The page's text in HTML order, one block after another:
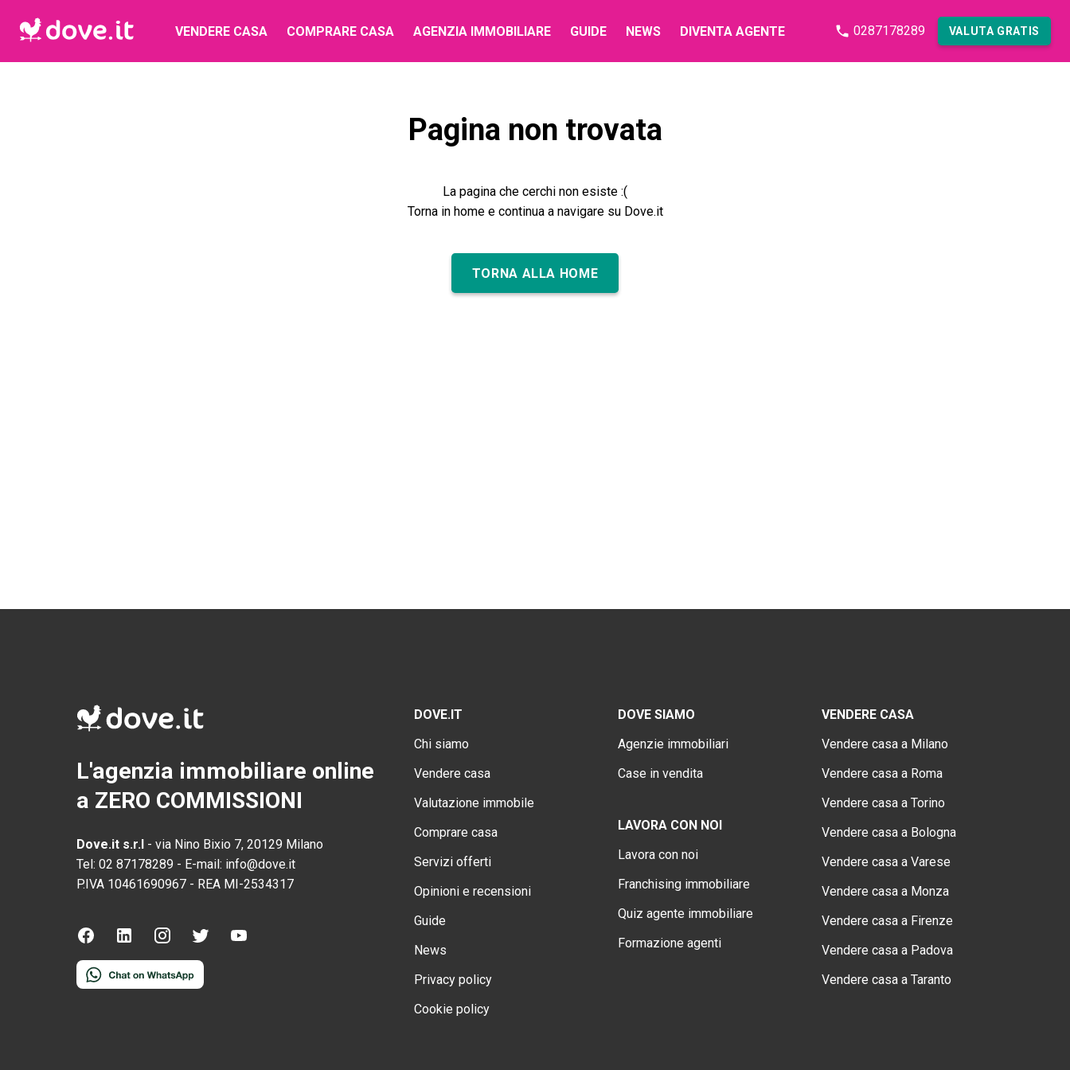
VENDERE CASA COMPRARE CASA AGENZIA IMMOBILIARE GUIDE NEWS DIVENTA AGENTE 0287178289 VALUTA GRATIS
Pagina non trovata
La pagina che cerchi non esiste :(
Torna in home e continua a navigare su Dove.it
TORNA ALLA HOME
L'agenzia immobiliare online
a ZERO COMMISSIONI
Dove.it s.r.l - via Nino Bixio 7, 20129 Milano
Tel: 02 87178289 - E-mail: info@dove.it
P.IVA 10461690967 - REA MI-2534317
DOVE.IT
Chi siamo
Vendere casa
Valutazione immobile
Comprare casa
Servizi offerti
Opinioni e recensioni
Guide
News
Privacy policy
Cookie policy
DOVE SIAMO
Agenzie immobiliari
Case in vendita
LAVORA CON NOI
Lavora con noi
Franchising immobiliare
Quiz agente immobiliare
Formazione agenti
VENDERE CASA
Vendere casa a Milano
Vendere casa a Roma
Vendere casa a Torino
Vendere casa a Bologna
Vendere casa a Varese
Vendere casa a Monza
Vendere casa a Firenze
Vendere casa a Padova
Vendere casa a Taranto